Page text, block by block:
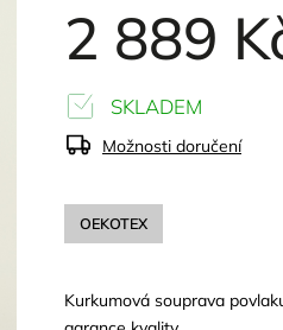
2 889
OEKOTEX
Kurkumová souprava
SKLADEM
Možnosti doručení